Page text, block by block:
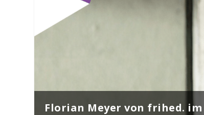
Florian Meyer von frihed. im